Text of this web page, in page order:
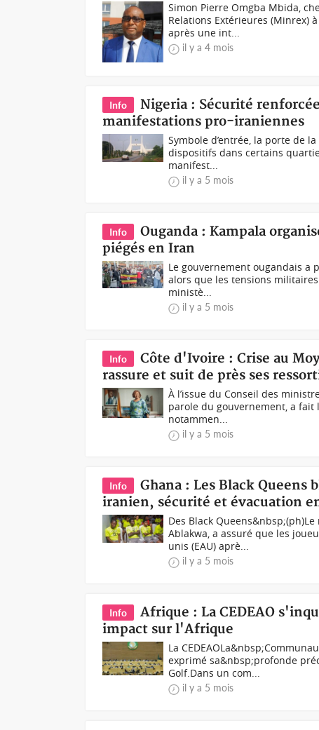
Simon Pierre Omgba Mbida,
Relations Extérieures (Minrex)
après une int...
il y a 4 mois
Info
Nigeria : Sécurité
manifestations pro-iraniennes
Symbole d’entrée, la porte de
dispositifs dans certains
manifest...
il y a 5 mois
Info
Ouganda : Kampala
piégés en Iran
Le gouvernement ougandais a
alors que les tensions
ministè...
il y a 5 mois
Info
Côte d'Ivoire : Crise au
rassure et suit de près ses
À l’issue du Conseil des
parole du gouvernement, a fait
notammen...
il y a 5 mois
Info
Ghana : Les Black
iranien, sécurité et évacuation
Des Black
Ablakwa, a assuré que les
unis (EAU) aprè...
il y a 5 mois
Info
Afrique : La CEDEAO
impact sur l'Afrique
La
exprimé sa&nbsp;profonde
Golf.Dans un com...
il y a 5 mois